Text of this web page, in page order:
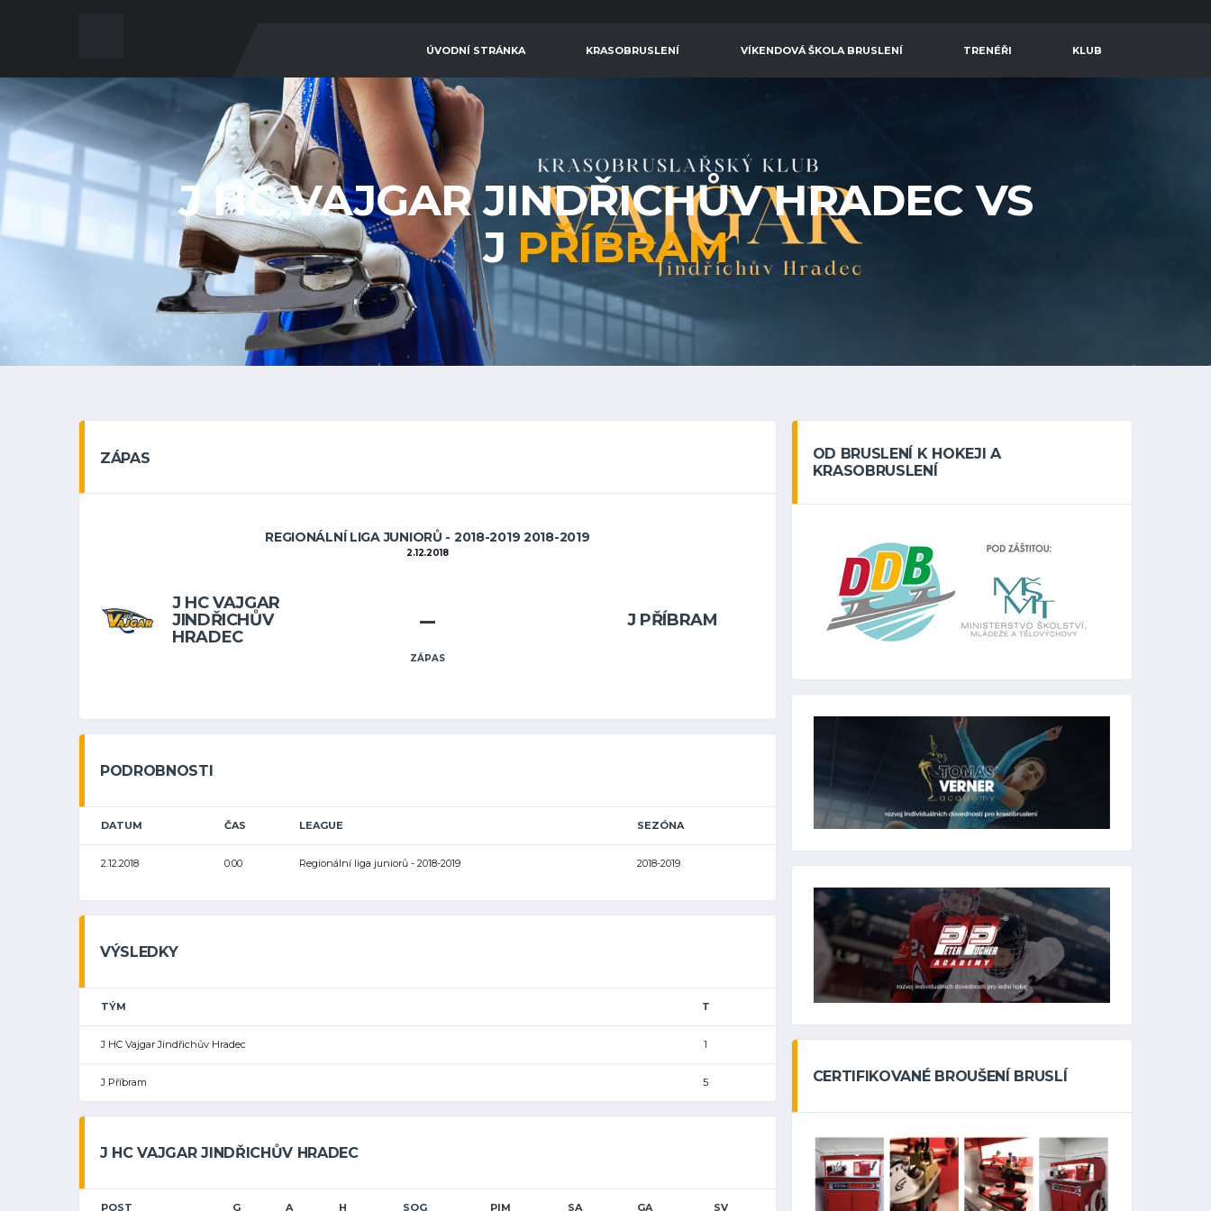
ÚVODNÍ STRÁNKA KRASOBRUSLENÍ VÍKENDOVÁ ŠKOLA BRUSLENÍ TRENÉŘI KLUB
J HC VAJGAR JINDŘICHŮV HRADEC VS
J PŘÍBRAM
ZÁPAS
REGIONÁLNÍ LIGA JUNIORŮ - 2018-2019 2018-2019
2.12.2018
J HC VAJGAR
JINDŘICHŮV
HRADEC
J PŘÍBRAM
–
ZÁPAS
PODROBNOSTI
DATUM ČAS LEAGUE SEZÓNA
2.12.2018 0:00 Regionální liga juniorů - 2018-2019 2018-2019
VÝSLEDKY
TÝM T
J HC Vajgar Jindřichův Hradec 1
J Příbram 5
J HC VAJGAR JINDŘICHŮV HRADEC
POST G A H SOG PIM SA GA SV
OD BRUSLENÍ K HOKEJI A
KRASOBRUSLENÍ
CERTIFIKOVANÉ BROUŠENÍ BRUSLÍ